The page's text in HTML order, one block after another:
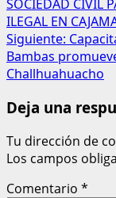
SOCIEDAD CIVIL
ILEGAL EN
Siguiente:
Bambas
Challhuahuacho
Deja una
Tu dirección de
Los campos
Comentario *